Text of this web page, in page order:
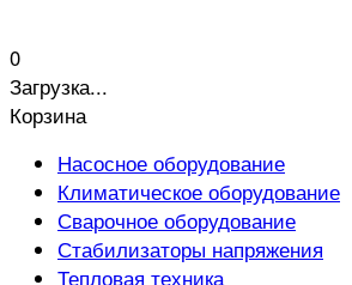
0
Загрузка...
Корзина
Насосное оборудование
Климатическое оборудование
Сварочное оборудование
Стабилизаторы напряжения
Тепловая техника